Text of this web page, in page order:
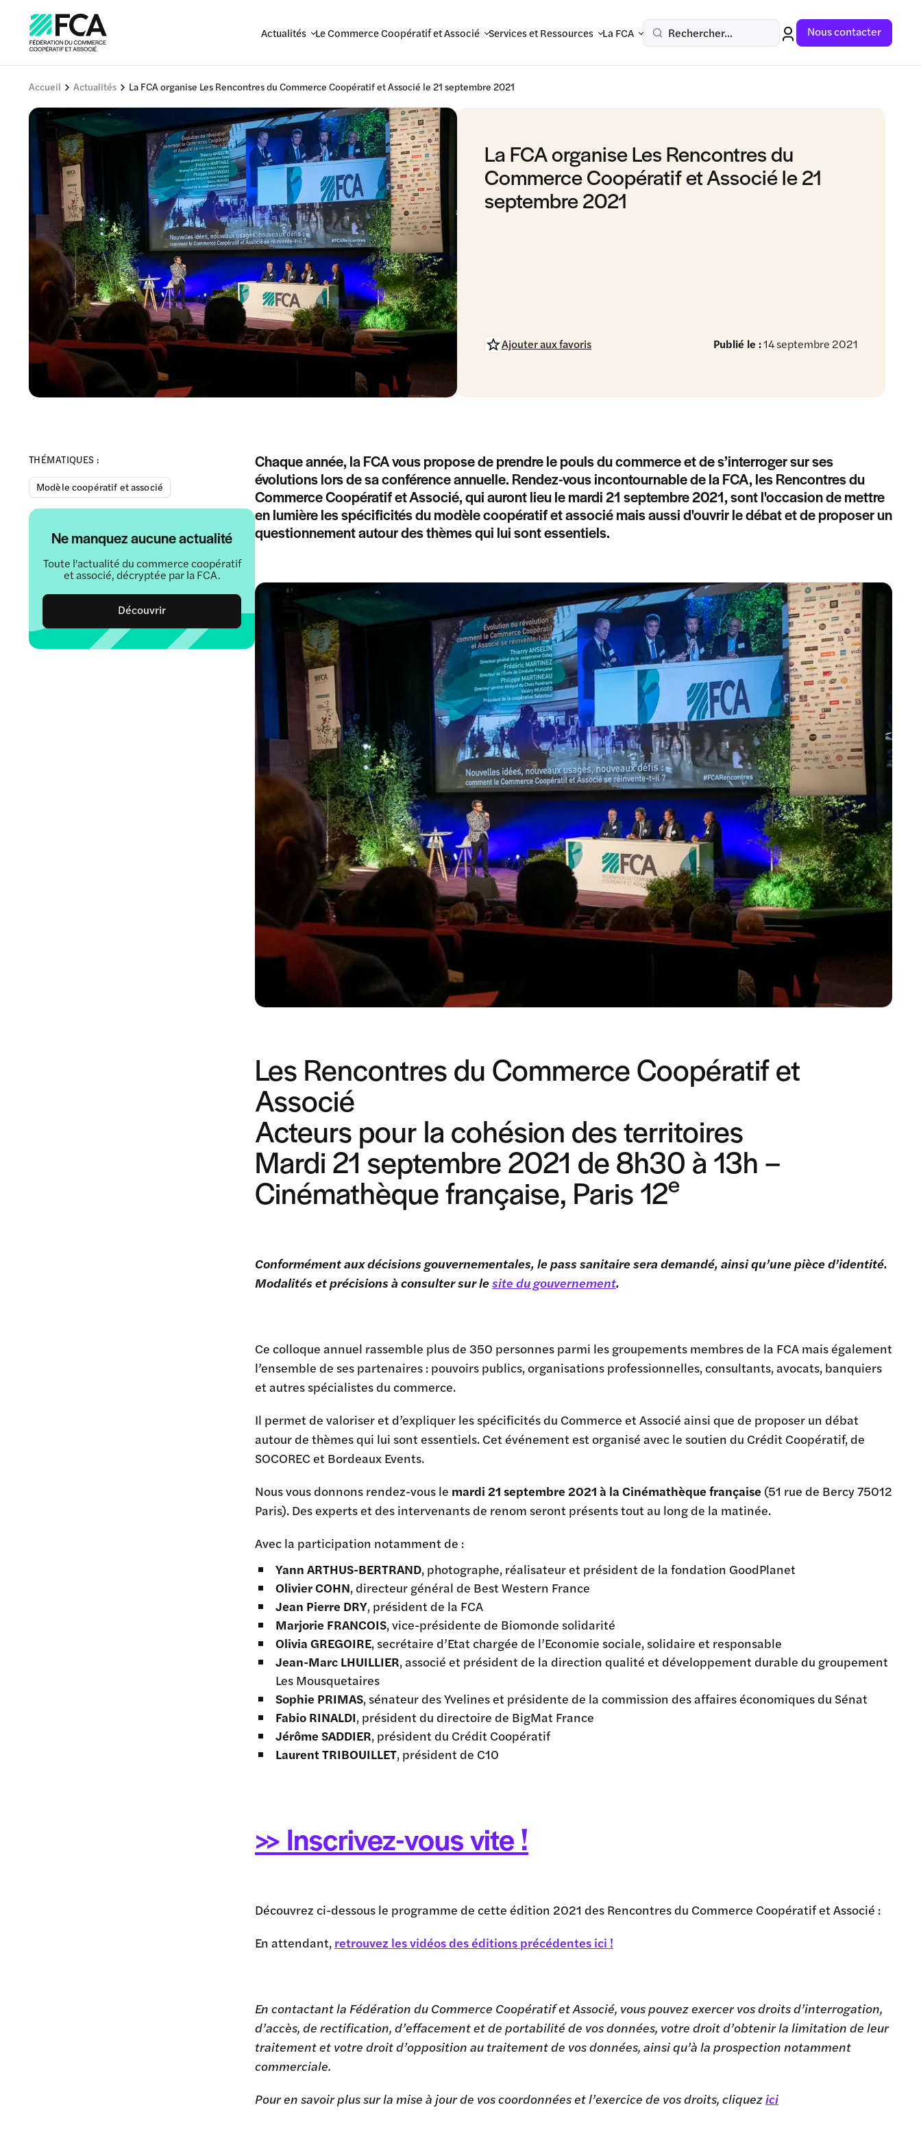
Actualités Le Commerce Coopératif et Associé Services et Ressources La FCA Rechercher... Nous contacter
Accueil Actualités La FCA organise Les Rencontres du Commerce Coopératif et Associé le 21 septembre 2021
La FCA organise Les Rencontres du
Commerce Coopératif et Associé le 21
septembre 2021
Publié le :14 septembre 2021
Ajouter aux favoris
THÉMATIQUES :
Modèle coopératif et associé
Ne manquez aucune actualité
Toute l'actualité du commerce coopératif
et associé, décryptée par la FCA.
Découvrir
Chaque année, la FCA vous propose de prendre le pouls du commerce et de s’interroger sur ses
évolutions lors de sa conférence annuelle. Rendez-vous incontournable de la FCA, les Rencontres du
Commerce Coopératif et Associé, qui auront lieu le mardi 21 septembre 2021, sont l'occasion de mettre
en lumière les spécificités du modèle coopératif et associé mais aussi d'ouvrir le débat et de proposer un
questionnement autour des thèmes qui lui sont essentiels.
Les Rencontres du Commerce Coopératif et
Associé
Acteurs pour la cohésion des territoires
Mardi 21 septembre 2021 de 8h30 à 13h –
Cinémathèque française, Paris 12e
Conformément aux décisions gouvernementales, le pass sanitaire sera demandé, ainsi qu’une pièce d’identité.
Modalités et précisions à consulter sur lesite du gouvernement.
Ce colloque annuel rassemble plus de 350 personnes parmi les groupements membres de la FCA mais également
l’ensemble de ses partenaires : pouvoirs publics, organisations professionnelles, consultants, avocats, banquiers
et autres spécialistes du commerce.
Il permet de valoriser et d’expliquer les spécificités du Commerce et Associé ainsi que de proposer un débat
autour de thèmes qui lui sont essentiels. Cet événement est organisé avec le soutien du Crédit Coopératif, de
SOCOREC et Bordeaux Events.
Nous vous donnons rendez-vous le mardi 21 septembre 2021 à la Cinémathèque française (51 rue de Bercy 75012
Paris). Des experts et des intervenants de renom seront présents tout au long de la matinée.
Avec la participation notamment de :
Yann ARTHUS-BERTRAND, photographe, réalisateur et président de la fondation GoodPlanet
Olivier COHN, directeur général de Best Western France
Jean Pierre DRY, président de la FCA
Marjorie FRANCOIS, vice-présidente de Biomonde solidarité
Olivia GREGOIRE, secrétaire d’Etat chargée de l’Economie sociale, solidaire et responsable
Jean-Marc LHUILLIER, associé et président de la direction qualité et développement durable du groupement
Les Mousquetaires
Sophie PRIMAS, sénateur des Yvelines et présidente de la commission des affaires économiques du Sénat
Fabio RINALDI, président du directoire de BigMat France
Jérôme SADDIER, président du Crédit Coopératif
Laurent TRIBOUILLET, président de C10
>> Inscrivez-vous vite !
Découvrez ci-dessous le programme de cette édition 2021 des Rencontres du Commerce Coopératif et Associé :
En attendant, retrouvez les vidéos des éditions précédentes ici !
En contactant la Fédération du Commerce Coopératif et Associé, vous pouvez exercer vos droits d’interrogation,
d’accès, de rectification, d’effacement et de portabilité de vos données, votre droit d’obtenir la limitation de leur
traitement et votre droit d’opposition au traitement de vos données, ainsi qu’à la prospection notamment
commerciale.
Pour en savoir plus sur la mise à jour de vos coordonnées et l’exercice de vos droits, cliquezici